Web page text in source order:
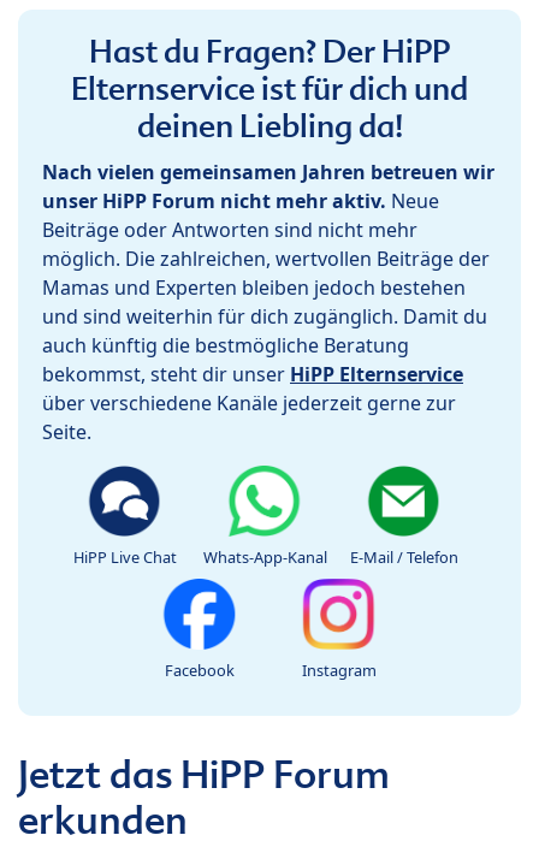
Hast du Fragen? Der HiPP
Elternservice ist für dich und
deinen Liebling da!
Nach vielen gemeinsamen Jahren betreuen wir
unser HiPP Forum nicht mehr aktiv. Neue
Beiträge oder Antworten sind nicht mehr
möglich. Die zahlreichen, wertvollen Beiträge der
Mamas und Experten bleiben jedoch bestehen
und sind weiterhin für dich zugänglich. Damit du
auch künftig die bestmögliche Beratung
bekommst, steht dir unser HiPP Elternservice
über verschiedene Kanäle jederzeit gerne zur
Seite.
HiPP Live Chat Whats-App-Kanal E-Mail / Telefon
Facebook Instagram
Jetzt das HiPP Forum
erkunden